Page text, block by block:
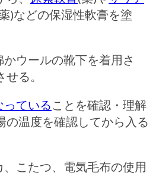
)などの保湿性軟膏を塗
ウールの靴下を着用さ
る。
ていることを確認・理解
の温度を確認してから入る
こたつ、電気毛布の使用